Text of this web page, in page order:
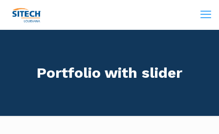
Portfolio with slider